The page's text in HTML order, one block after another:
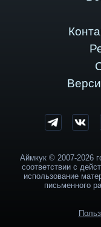
Аймкук © 2007-2026
соответствии с
использование
письменного